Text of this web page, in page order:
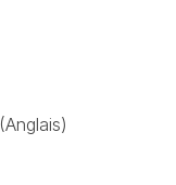
(Anglais)